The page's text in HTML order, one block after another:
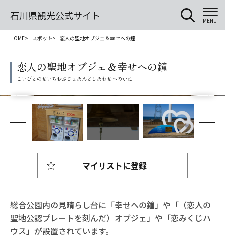
石川県観光公式サイト MENU
HOME スポット 恋人の聖地オブジェ＆幸せへの鐘
恋人の聖地オブジェ＆幸せへの鐘
総合公園内の見晴らし台に「幸せへの鐘」や「（恋人の
聖地公認プレートを刻んだ）オブジェ」や「恋みくじハ
ウス」が設置されています。
マイリストに登録